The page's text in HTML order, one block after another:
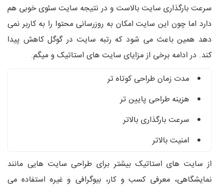
سرعت بارگذاری سایت بالاست و در نتیجه سایت سئوی خوبی هم
دارد اما چون این سایت امکان به روزرسانی محتوا را به کاربر نمی
دهد همین باعث می شود که رتبه سایت در گوگل کاهش پیدا
کند. در ادامه برخی از مزایای سایت های استاتیک و میگم.
مدت زمان طراحی کوتاه تر
هزینه طراحی پایین تر
سرعت بارگذاری بالاتر
امنیت بالاتر
از سایت های استاتیک بیشتر برای طراحی سایت هایی مانند
نمایشگاهی، معرفی کسب و کار، بیوگرافی و غیره استفاده می